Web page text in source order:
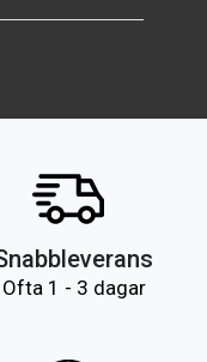
Ofta 1 - 3 dagar